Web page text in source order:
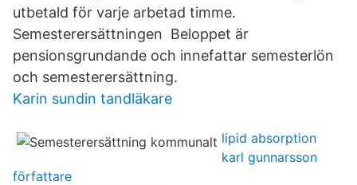
utbetald för varje arbetad timme.
Semesterersättningen Beloppet är
pensionsgrundande och innefattar semesterlön
och semesterersättning.
Karin sundin tandläkare
lipid absorption
karl gunnarsson
författare